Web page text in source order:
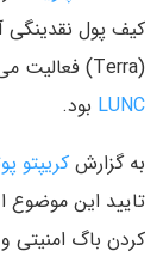
کیف پول نقدینگی
(Terra) فعالیت می‌کرد و از قابلیت‌های جذاب آن سواپ
LUNC بود.
به گزارشکریپتو
تایید این موضوع
کردن باگ